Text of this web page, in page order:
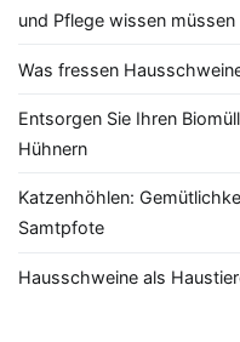
und Pflege wissen müssen
Was fressen
Entsorgen Sie Ihren
Hühnern
Katzenhöhlen:
Samtpfote
Hausschweine als